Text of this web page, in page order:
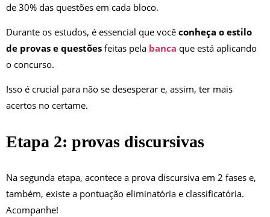
de 30% das questões em cada bloco.
Durante os estudos, é essencial que você conheça o estilo
de provas e questões feitas pela banca que está aplicando
o concurso.
Isso é crucial para não se desesperar e, assim, ter mais
acertos no certame.
Etapa 2: provas discursivas
Na segunda etapa, acontece a prova discursiva em 2 fases e,
também, existe a pontuação eliminatória e classificatória.
Acompanhe!